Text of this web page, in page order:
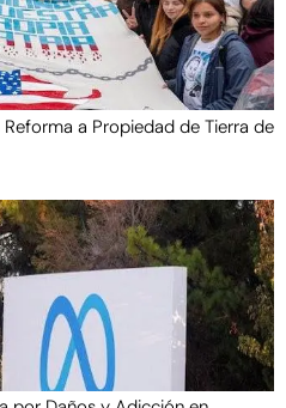
a Propiedad de Tierra de